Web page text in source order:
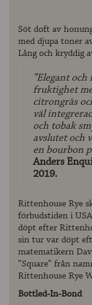
Söt doft av
med djupa toner
Lång och kryddig
”Elegant
fruktighet
citrongräs
väl
och tobak
avslutet och
en bourbon
Anders
2019.
Rittenhouse Rye
förbudstiden i
döpt efter
sin tur var döpt
matematikern
”Square” från
Rittenhouse Rye
Bottled-In-Bond